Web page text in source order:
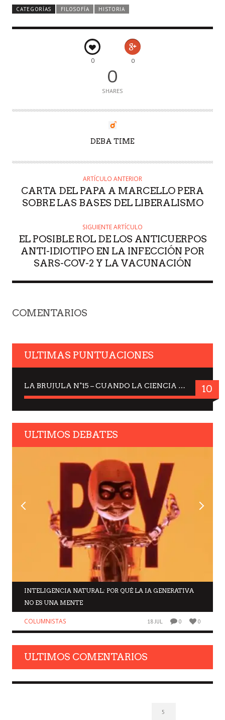
CATEGORÍAS FILOSOFÍA HISTORIA
0 0
0
SHARES
DEBA TIME
ARTÍCULO ANTERIOR
CARTA DEL PAPA A MARCELLO PERA
SOBRE LAS BASES DEL LIBERALISMO
SIGUIENTE ARTÍCULO
EL POSIBLE ROL DE LOS ANTICUERPOS
ANTI-IDIOTIPO EN LA INFECCIÓN POR
SARS-COV-2 Y LA VACUNACIÓN
COMENTARIOS
ULTIMAS PUNTUACIONES
LA BRUJULA N°15 – CUANDO LA CIENCIA MIRA AL CIELO, DRA. ELISABETH KÜBLER-ROSS 10
ULTIMOS DEBATES
INTELIGENCIA NATURAL: POR QUÉ LA IA GENERATIVA
NO ES UNA MENTE
COLUMNISTAS 18 JUL 0 0
ULTIMOS COMENTARIOS
5